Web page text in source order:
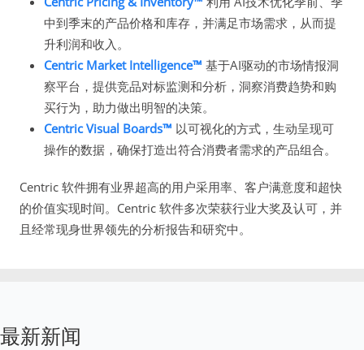
中到季末的产品价格和库存，并满足市场需求，从而提
升利润和收入。
Centric Market Intelligence™ 基于AI驱动的市场情报洞
察平台，提供竞品对标监测和分析，洞察消费趋势和购
买行为，助力做出明智的决策。
Centric Visual Boards™ 以可视化的方式，生动呈现可
操作的数据，确保打造出符合消费者需求的产品组合。
Centric 软件拥有业界超高的用户采用率、客户满意度和超快
的价值实现时间。Centric 软件多次荣获行业大奖及认可，并
且经常现身世界领先的分析报告和研究中。
最新新闻